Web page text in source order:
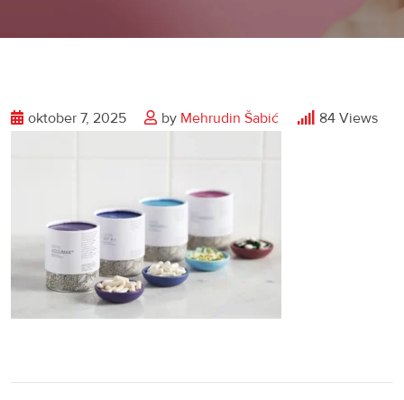
oktober 7, 2025 by Mehrudin Šabić 84 Views